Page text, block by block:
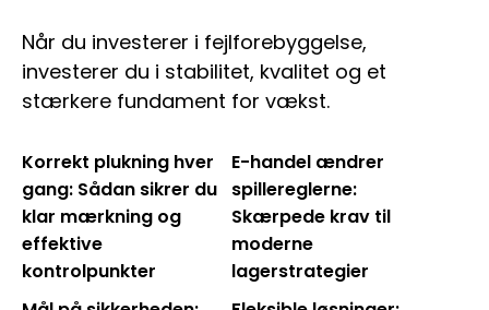
Når du investerer i fejlforebyggelse,
investerer du i stabilitet, kvalitet og et
stærkere fundament for vækst.
Korrekt plukning hver
gang: Sådan sikrer du
klar mærkning og
effektive
kontrolpunkter
E-handel ændrer
spillereglerne:
Skærpede krav til
moderne
lagerstrategier